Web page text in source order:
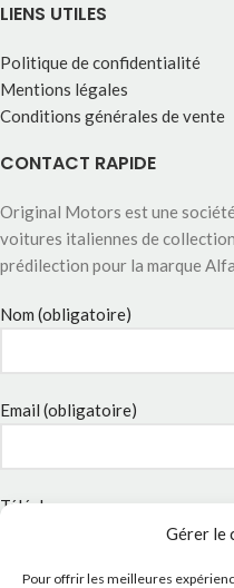
Gérer le
Pour offrir les meilleures
LIENS UTILES
Politique de confidentialité
Mentions légales
Conditions générales de vente
CONTACT RAPIDE
Original Motors est une
voitures italiennes de
prédilection pour la marque
Nom (obligatoire)
Email (obligatoire)
Téléphone